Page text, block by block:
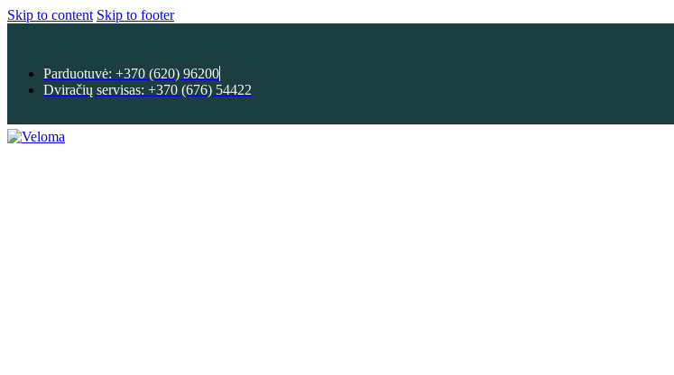
Skip to content Skip to footer
Parduotuvė: +370 (620) 96200
Dviračių servisas: +370 (676) 54422